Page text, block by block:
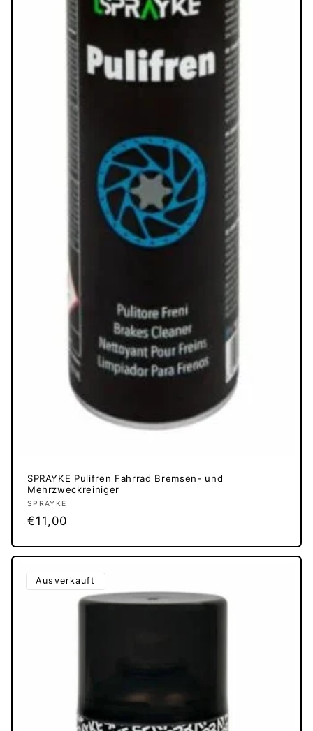
SPRAYKE Pulifren Fahrrad Bremsen- und
Mehrzweckreiniger
Anbieter:
SPRAYKE
Normaler
€11,00
Ausverkauft